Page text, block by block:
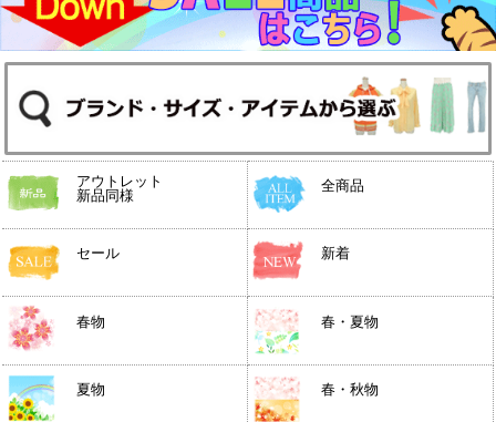
アウトレット
新品同様
全商品
セール 新着
春物 春・夏物
夏物 春・秋物